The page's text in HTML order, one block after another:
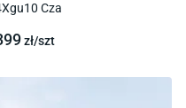
Cza
zł/szt